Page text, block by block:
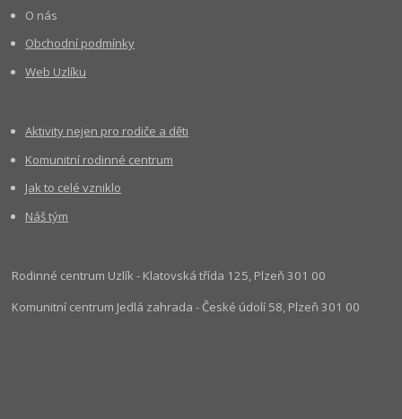
O nás
Obchodní podmínky
Web Uzlíku
Aktivity nejen pro rodiče a děti
Komunitní rodinné centrum
Jak to celé vzniklo
Náš tým
Rodinné centrum Uzlík - Klatovská třída 125, Plzeň 301 00
Komunitní centrum Jedlá zahrada - České údolí 58, Plzeň 301 00